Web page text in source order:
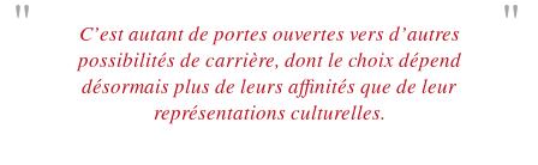
C’est autant de portes ouvertes vers d’autres
possibilités de carrière, dont le choix dépend
désormais plus de leurs affinités que de leur
représentations culturelles.